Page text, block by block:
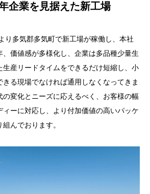
企業を見据えた新工場
り多気郡多気町で新工場が稼働し、本社
、価値感が多様化し、企業は多品種少量生
生産リードタイムをできるだけ短縮し、小
きる現場でなければ通用しなくなってきま
の変化とニーズに応えるべく、お客様の幅
ィーに対応し、より付加価値の高いパッケ
んでおります。